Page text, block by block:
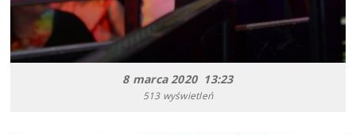
8 marca 2020 13:23
513 wyświetleń